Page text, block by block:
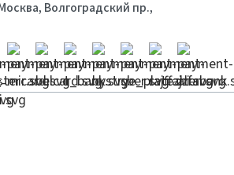
Волгоградский пр.,